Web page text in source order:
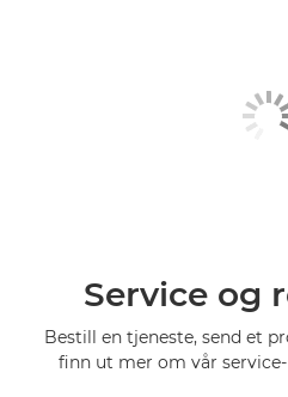
Service og
Bestill en tjeneste, send et
finn ut mer om vår